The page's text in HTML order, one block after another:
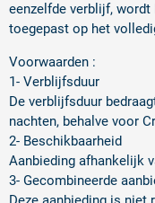
eenzelfde verblijf,
toegepast op het
Voorwaarden :
1- Verblijfsduur
De verblijfsduur
nachten, behalve voor
2- Beschikbaarheid
Aanbieding afhankelijk
3- Gecombineerde